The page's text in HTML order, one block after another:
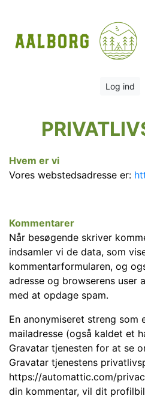
Log ind
Hvem er vi
Vores webstedsadresse er:
Kommentarer
Når besøgende skriver
indsamler vi de data, som
kommentarformularen, og
adresse og browserens
med at opdage spam.
En anonymiseret streng
mailadresse (også kaldet et
Gravatar tjenesten for at se
Gravatar tjenestens
https://automattic.com/
din kommentar, vil dit